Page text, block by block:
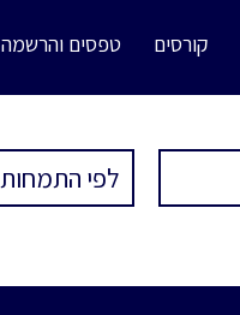
קורסים טפסים והרשמה